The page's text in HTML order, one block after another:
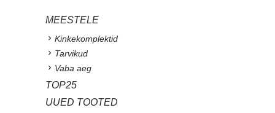
MEESTELE
Kinkekomplektid
Tarvikud
Vaba aeg
TOP25
UUED TOOTED